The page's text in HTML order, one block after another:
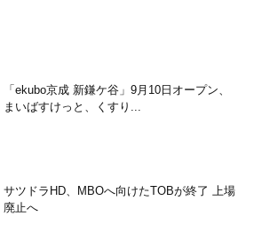
「ekubo京成 新鎌ケ谷」9月10日オープン、
まいばすけっと、くすり...
サツドラHD、MBOへ向けたTOBが終了 上場
廃止へ